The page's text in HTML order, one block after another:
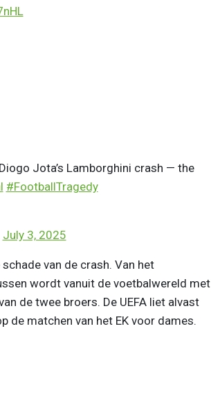
Jota’s Lamborghini crash — the
#FootballTragedy
July 3, 2025
van de crash. Van het
wordt vanuit de voetbalwereld met
de twee broers. De UEFA liet alvast
de matchen van het EK voor dames.